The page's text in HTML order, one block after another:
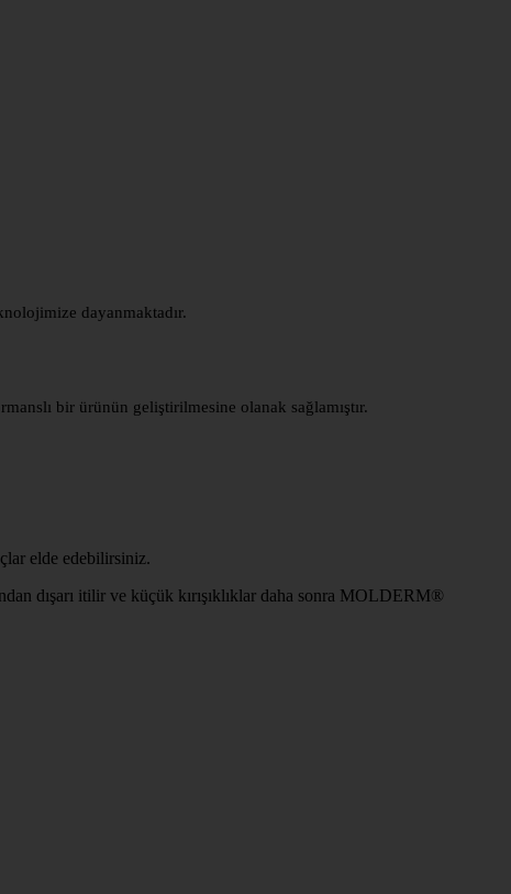
dayanmaktadır.
bir ürünün geliştirilmesine olanak sağlamıştır.
elde edebilirsiniz.
dışarı itilir ve küçük kırışıklıklar daha sonra MOLDERM®